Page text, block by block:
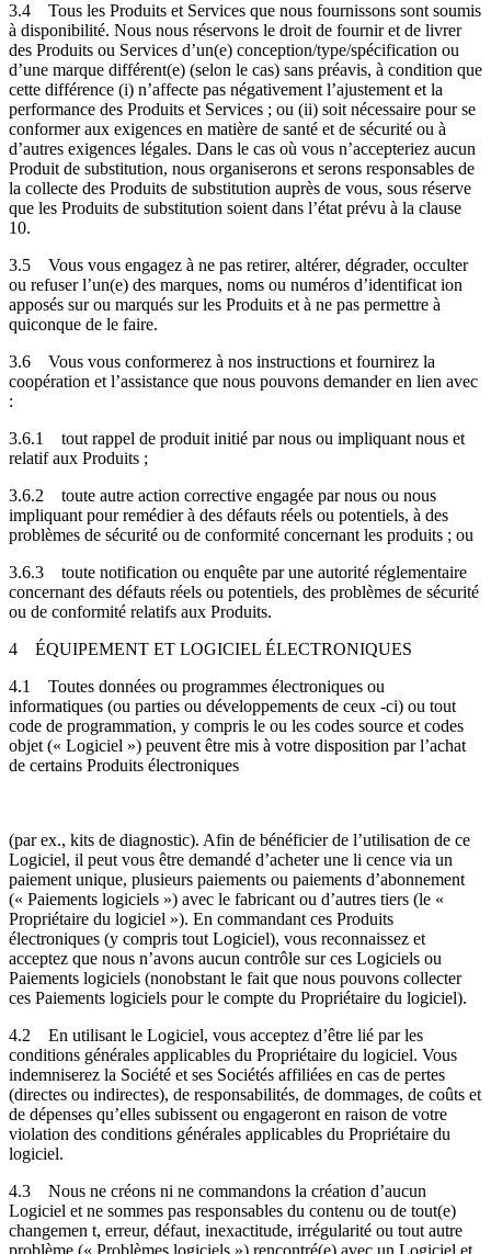
3.4
Tous les Produits et Services que nous fournissons sont soumis
à disponibilité. Nous nous réservons le droit de fournir et de livrer
des Produits ou Services d’un(e) conception/type/spécification ou
d’une marque différent(e) (selon le cas) sans préavis, à condition que
cette différence (i) n’affecte pas négativement l’ajustement et la
performance des Produits et Services ; ou (ii) soit nécessaire pour se
conformer aux exigences en matière de santé et de sécurité ou à
d’autres exigences légales. Dans le cas où vous n’accepteriez aucun
Produit de substitution, nous organiserons et serons responsables de
la collecte des Produits de substitution auprès de vous, sous réserve
que les Produits de substitution soient dans l’état prévu à la clause
10.
3.5
Vous vous engagez à ne pas retirer, altérer, dégrader, occulter
ou refuser l’un(e) des marques, noms ou numéros d’identificat ion
apposés sur ou marqués sur les Produits et à ne pas permettre à
quiconque de le faire.
3.6
Vous vous conformerez à nos instructions et fournirez la
coopération et l’assistance que nous pouvons demander en lien avec
:
3.6.1
tout rappel de produit initié par nous ou impliquant nous et
relatif aux Produits ;
3.6.2
toute autre action corrective engagée par nous ou nous
impliquant pour remédier à des défauts réels ou potentiels, à des
problèmes de sécurité ou de conformité concernant les produits ; ou
3.6.3
toute notification ou enquête par une autorité réglementaire
concernant des défauts réels ou potentiels, des problèmes de sécurité
ou de conformité relatifs aux Produits.
4
ÉQUIPEMENT ET LOGICIEL ÉLECTRONIQUES
4.1
Toutes données ou programmes électroniques ou
informatiques (ou parties ou développements de ceux -ci) ou tout
code de programmation, y compris le ou les codes source et codes
objet (« Logiciel ») peuvent être mis à votre disposition par l’achat
de certains Produits électroniques
(par ex., kits de diagnostic). Afin de bénéficier de l’utilisation de ce
Logiciel, il peut vous être demandé d’acheter une li cence via un
paiement unique, plusieurs paiements ou paiements d’abonnement
(« Paiements logiciels ») avec le fabricant ou d’autres tiers (le «
Propriétaire du logiciel »). En commandant ces Produits
électroniques (y compris tout Logiciel), vous reconnaissez et
acceptez que nous n’avons aucun contrôle sur ces Logiciels ou
Paiements logiciels (nonobstant le fait que nous pouvons collecter
ces Paiements logiciels pour le compte du Propriétaire du logiciel).
4.2
En utilisant le Logiciel, vous acceptez d’être lié par les
conditions générales applicables du Propriétaire du logiciel. Vous
indemniserez la Société et ses Sociétés affiliées en cas de pertes
(directes ou indirectes), de responsabilités, de dommages, de coûts et
de dépenses qu’elles subissent ou engageront en raison de votre
violation des conditions générales applicables du Propriétaire du
logiciel.
4.3
Nous ne créons ni ne commandons la création d’aucun
Logiciel et ne sommes pas responsables du contenu ou de tout(e)
changemen t, erreur, défaut, inexactitude, irrégularité ou tout autre
problème (« Problèmes logiciels ») rencontré(e) avec un Logiciel et